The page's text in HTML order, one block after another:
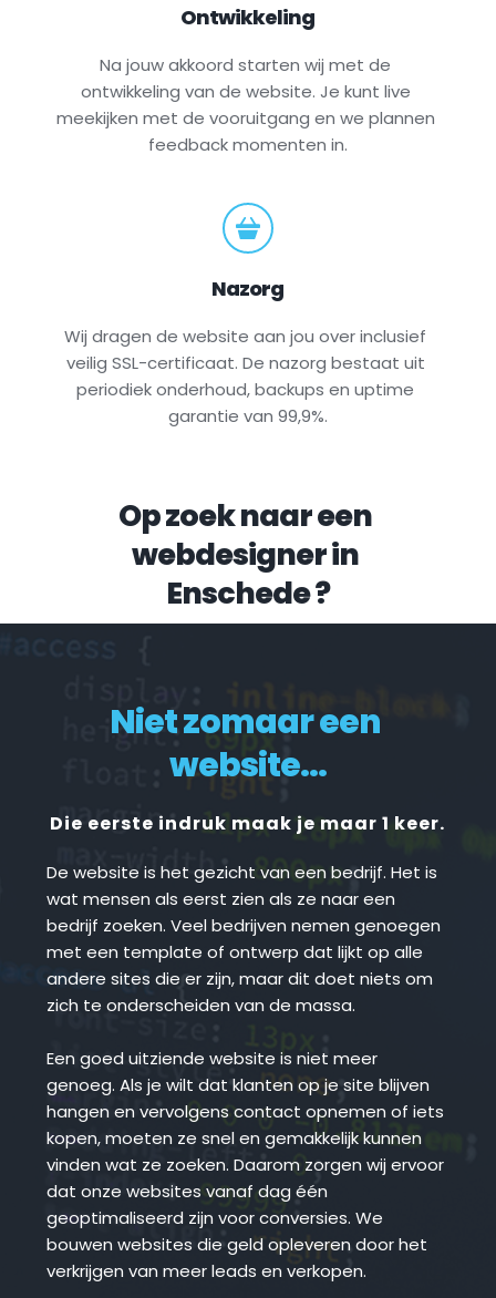
Ontwikkeling
Na jouw akkoord starten wij met de
ontwikkeling van de website. Je kunt live
meekijken met de vooruitgang en we plannen
feedback momenten in.
Nazorg
Wij dragen de website aan jou over inclusief
veilig SSL-certificaat. De nazorg bestaat uit
periodiek onderhoud, backups en uptime
garantie van 99,9%.
Op zoek naar een
Enschede ?
Niet zomaar een
website...
Die eerste indruk maak je maar 1 keer.
De website is het gezicht van een bedrijf. Het is
wat mensen als eerst zien als ze naar een
bedrijf zoeken. Veel bedrijven nemen genoegen
met een template of ontwerp dat lijkt op alle
andere sites die er zijn, maar dit doet niets om
zich te onderscheiden van de massa.
Een goed uitziende website is niet meer
genoeg. Als je wilt dat klanten op je site blijven
hangen en vervolgens contact opnemen of iets
kopen, moeten ze snel en gemakkelijk kunnen
vinden wat ze zoeken. Daarom zorgen wij ervoor
dat onze websites vanaf dag één
geoptimaliseerd zijn voor conversies. We
bouwen websites die geld opleveren door het
verkrijgen van meer leads en verkopen.